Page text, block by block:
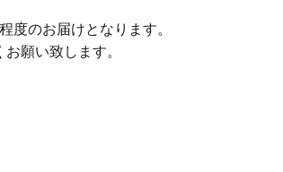
度のお届けとなります。
願い致します。